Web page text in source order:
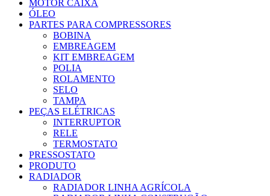
MOTOR CAIXA
ÓLEO
PARTES PARA COMPRESSORES
BOBINA
EMBREAGEM
KIT EMBREAGEM
POLIA
ROLAMENTO
SELO
TAMPA
PEÇAS ELÉTRICAS
INTERRUPTOR
RELE
TERMOSTATO
PRESSOSTATO
PRODUTO
RADIADOR
RADIADOR LINHA AGRÍCOLA